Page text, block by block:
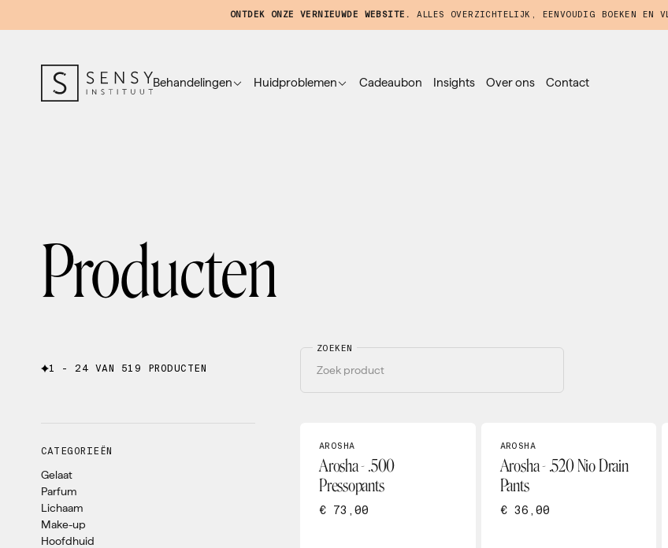
ONTDEK ONZE VERNIEUWDE WEBSITE. ALLES OVERZICHTELIJK, EENVOUDIG BOEKEN EN
Behandelingen Huidproblemen Cadeaubon Insights Over ons Contact
Producten
1 - 24 VAN 519 PRODUCTEN
ZOEKEN
CATEGORIEËN
Gelaat
Parfum
Lichaam
Make-up
Hoofdhuid
AROSHA
Arosha - .500
Pressopants
€ 73,00
AROSHA
Arosha - .520 Nio Drain
Pants
€ 36,00